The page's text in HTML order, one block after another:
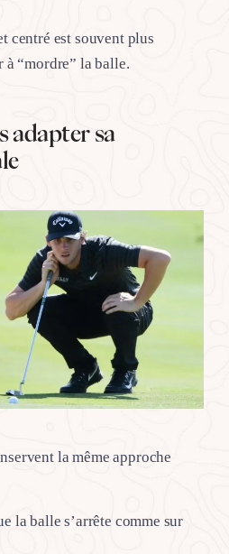
centré est souvent plus
à “mordre” la balle.
adapter sa
la même approche
la balle s’arrête comme sur